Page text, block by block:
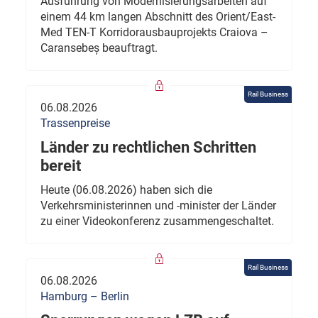
einem 44 km langen Abschnitt des Orient/East-
Med TEN-T Korridorausbauprojekts Craiova –
Caransebeș beauftragt.
Rail Business
06.08.2026
Trassenpreise
Länder zu rechtlichen Schritten
bereit
Heute (06.08.2026) haben sich die
Verkehrsministerinnen und -minister der Länder
zu einer Videokonferenz zusammengeschaltet.
Rail Business
06.08.2026
Hamburg – Berlin